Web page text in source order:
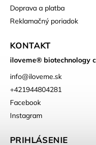
Doprava a platba
Reklamačný poriadok
KONTAKT
iloveme® biotechnology
info@iloveme.sk
+421944804281
Facebook
Instagram
PRIHLÁSENIE